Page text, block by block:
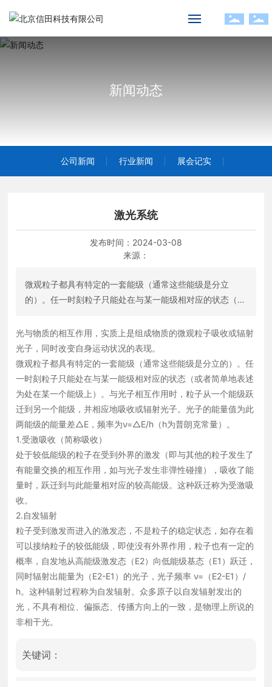
首页
应用领域
新闻动态
公司新闻 行业新闻 展会记实
激光系统
发布时间： 2024-03-08
来源：
微观粒子都具有特定的一套能级（通常这些能级是分立
的）。任一时刻粒子只能处在与某一能级相对应的状态（或
粒子从一个能级跃迁到另一个能级，并相应地吸收或辐射光
子。光子的能量值为此两能级的能量差△E，频率为ν=△E/
h（h为普朗克常量）。
光与物质的相互作用，实质上是组成物质的微观粒子吸收或辐射
光子，同时改变自身运动状况的表现。
微观粒子都具有特定的一套能级（通常这些能级是分立的）。任
一时刻粒子只能处在与某一能级相对应的状态（或者简单地表述
为处在某一个能级上）。与光子相互作用时，粒子从一个能级跃
迁到另一个能级，并相应地吸收或辐射光子。光子的能量值为此
两能级的能量差△E，频率为ν=△E/h（h为普朗克常量）。
1.受激吸收（简称吸收）
处于较低能级的粒子在受到外界的激发（即与其他的粒子发生了
有能量交换的相互作用，如与光子发生非弹性碰撞），吸收了能
量时，跃迁到与此能量相对应的较高能级。这种跃迁称为受激吸
收。
2.自发辐射
粒子受到激发而进入的激发态，不是粒子的稳定状态，如存在着
可以接纳粒子的较低能级，即使没有外界作用，粒子也有一定的
概率，自发地从高能级激发态（E2）向低能级基态（E1）跃迁，
同时辐射出能量为（E2-E1）的光子，光子频率 ν=（E2-E1）/
h。这种辐射过程称为自发辐射。众多原子以自发辐射发出的
光，不具有相位、偏振态、传播方向上的一致，是物理上所说的
非相干光。
关键词：